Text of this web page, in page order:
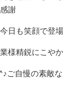
謝
日も笑顔で登
様精鋭にこや
自慢の素敵な